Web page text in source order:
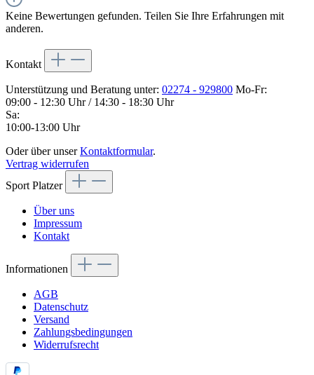
Keine Bewertungen gefunden. Teilen Sie Ihre Erfahrungen mit
anderen.
Kontakt
Unterstützung und Beratung unter: 02274 - 929800 Mo-Fr:
09:00 - 12:30 Uhr / 14:30 - 18:30 Uhr
Sa:
10:00-13:00 Uhr
Oder über unserKontaktformular.
Vertrag widerrufen
Sport Platzer
Über uns
Impressum
Kontakt
Informationen
AGB
Datenschutz
Versand
Zahlungsbedingungen
Widerrufsrecht